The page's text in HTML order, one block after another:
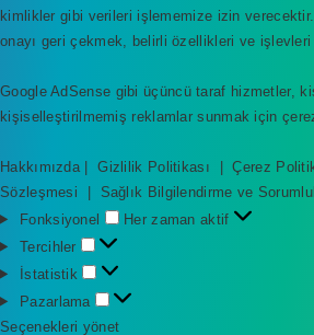
kimlikler gibi verileri işlememize izin
onayı geri çekmek, belirli özellikleri ve
Google AdSense gibi üçüncü taraf hizmetler,
kişiselleştirilmemiş reklamlar sunmak için
Hakkımızda |Gizlilik Politikası |Çerez
Sözleşmesi
| Sağlık Bilgilendirme ve
Fonksiyonel
F
k
Her zaman aktif
Tercihler
T
e
r
İstatistik
İ
s
t
Pazarlama
P
a
Seçenekleri yönet